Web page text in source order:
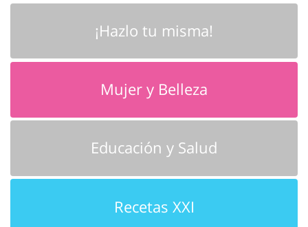
¡Hazlo tu misma!
Mujer y Belleza
Educación y Salud
Recetas XXI